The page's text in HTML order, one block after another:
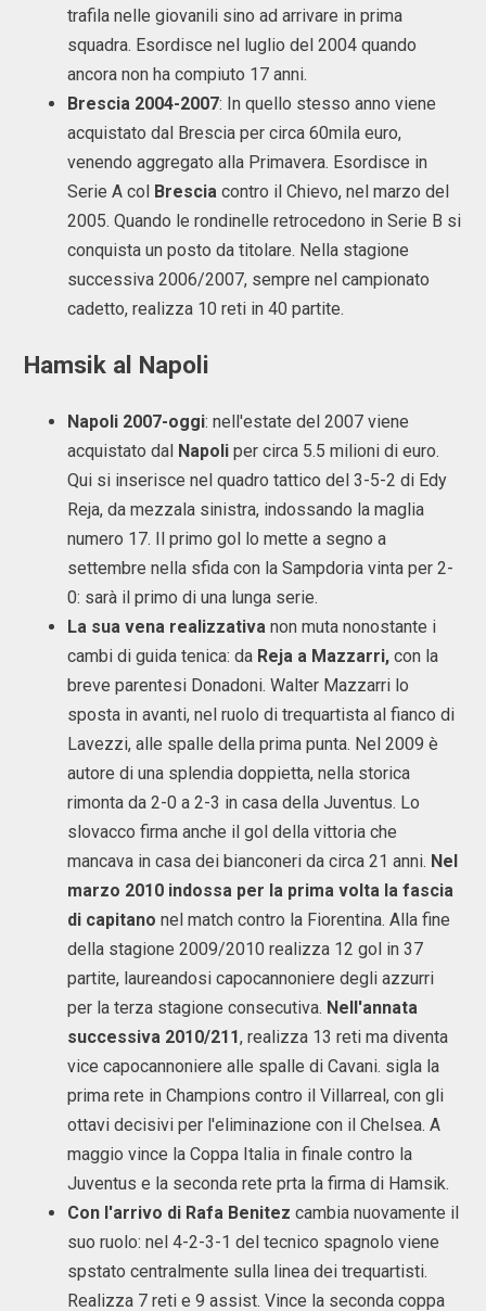
trafila nelle giovanili sino ad arrivare in prima
squadra. Esordisce nel luglio del 2004 quando
ancora non ha compiuto 17 anni.
Brescia 2004-2007: In quello stesso anno viene
acquistato dal Brescia per circa 60mila euro,
venendo aggregato alla Primavera. Esordisce in
Serie A col Brescia contro il Chievo, nel marzo del
2005. Quando le rondinelle retrocedono in Serie B si
conquista un posto da titolare. Nella stagione
successiva 2006/2007, sempre nel campionato
cadetto, realizza 10 reti in 40 partite.
Hamsik al Napoli
Napoli 2007-oggi: nell'estate del 2007 viene
acquistato dal Napoli per circa 5.5 milioni di euro.
Qui si inserisce nel quadro tattico del 3-5-2 di Edy
Reja, da mezzala sinistra, indossando la maglia
numero 17. Il primo gol lo mette a segno a
settembre nella sfida con la Sampdoria vinta per 2-
0: sarà il primo di una lunga serie.
La sua vena realizzativa non muta nonostante i
cambi di guida tenica: da Reja a Mazzarri, con la
breve parentesi Donadoni. Walter Mazzarri lo
sposta in avanti, nel ruolo di trequartista al fianco di
Lavezzi, alle spalle della prima punta. Nel 2009 è
autore di una splendia doppietta, nella storica
rimonta da 2-0 a 2-3 in casa della Juventus. Lo
slovacco firma anche il gol della vittoria che
mancava in casa dei bianconeri da circa 21 anni. Nel
marzo 2010 indossa per la prima volta la fascia
di capitano nel match contro la Fiorentina. Alla fine
della stagione 2009/2010 realizza 12 gol in 37
partite, laureandosi capocannoniere degli azzurri
per la terza stagione consecutiva. Nell'annata
successiva 2010/211, realizza 13 reti ma diventa
vice capocannoniere alle spalle di Cavani. sigla la
prima rete in Champions contro il Villarreal, con gli
ottavi decisivi per l'eliminazione con il Chelsea. A
maggio vince la Coppa Italia in finale contro la
Juventus e la seconda rete prta la firma di Hamsik.
Con l'arrivo di Rafa Benitez cambia nuovamente il
suo ruolo: nel 4-2-3-1 del tecnico spagnolo viene
spstato centralmente sulla linea dei trequartisti.
Realizza 7 reti e 9 assist. Vince la seconda coppa